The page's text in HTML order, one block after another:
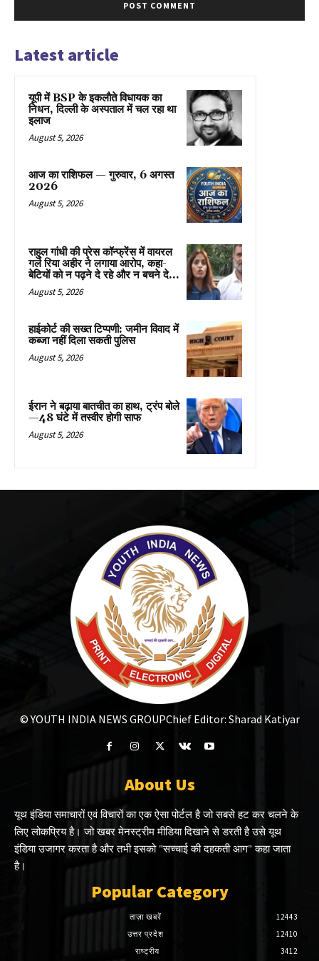
Latest article
यूपी में BSP के इकलाैते विधायक का
निधन, दिल्ली के अस्पताल में चल रहा था
इलाज
August 5, 2026
आज का राशिफल — गुरुवार, 6 अगस्त
2026
August 5, 2026
राहुल गांधी की प्रेस कॉन्फ्रेंस में वायरल
गर्ल रिया अहीर ने लगाया आरोप, कहा-
बेटियों को न पढ़ने दे रहे और न बचने दे...
August 5, 2026
हाईकोर्ट की सख्त टिप्पणी: जमीन विवाद में
कब्जा नहीं दिला सकती पुलिस
August 5, 2026
ईरान ने बढ़ाया बातचीत का हाथ, ट्रंप बोले
—48 घंटे में तस्वीर होगी साफ
August 5, 2026
© YOUTH INDIA NEWS GROUPChief Editor: Sharad Katiyar
About Us
यूथ इंडिया समाचारों एवं विचारों का एक ऐसा पोर्टल है जो सबसे हट कर चलने के
लिए लोकप्रिय है। जो खबर मेनस्ट्रीम मीडिया दिखाने से डरती है उसे यूथ
इंडिया उजागर करता है और तभी इसको "सच्चाई की दहकती आग" कहा जाता
है।
Popular Category
ताज़ा खबरें
12443
उत्तर प्रदेश
12410
राष्ट्रीय
3412